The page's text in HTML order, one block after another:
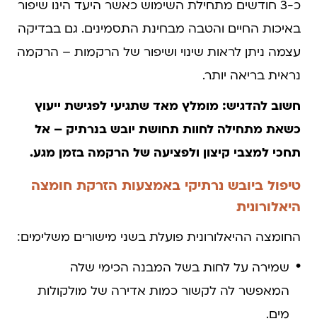
כ-3 חודשים מתחילת השימוש כאשר היעד הינו שיפור
באיכות החיים והטבה מבחינת התסמינים. גם בבדיקה
עצמה ניתן לראות שינוי ושיפור של הרקמות – הרקמה
נראית בריאה יותר.
חשוב להדגיש: מומלץ מאד שתגיעי לפגישת ייעוץ
כשאת מתחילה לחוות תחושת יובש בנרתיק – אל
תחכי למצבי קיצון ולפציעה של הרקמה בזמן מגע.
טיפול ביובש נרתיקי באמצעות הזרקת חומצה
היאלורונית
החומצה ההיאלורונית פועלת בשני מישורים משלימים:
שמירה על לחות בשל המבנה הכימי שלה
המאפשר לה לקשור כמות אדירה של מולקולות
מים.